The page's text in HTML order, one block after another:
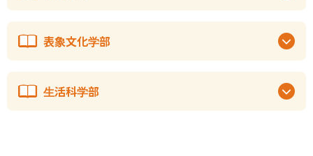
表象文化学部
生活科学部